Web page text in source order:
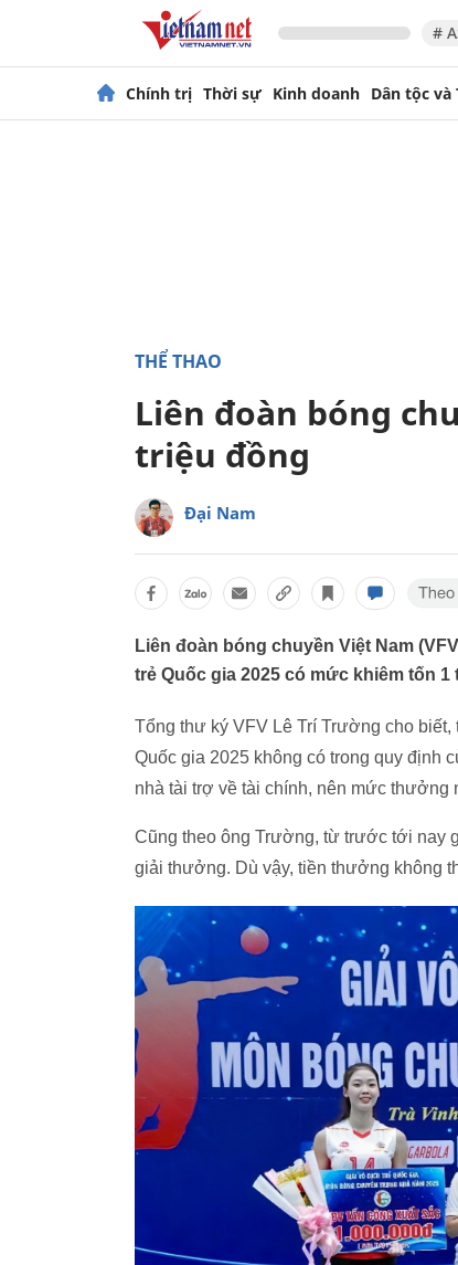
#
Chính trị Thời sự Kinh doanh Dân tộc và
THỂ THAO
Liên đoàn bóng
triệu đồng
Đại Nam
Liên đoàn bóng chuyền Việt Nam
trẻ Quốc gia 2025 có mức khiêm tốn 1
Tổng thư ký VFV Lê Trí Trường cho
Quốc gia 2025 không có trong quy định
nhà tài trợ về tài chính, nên mức thưởng
Cũng theo ông Trường, từ trước tới nay
giải thưởng. Dù vậy, tiền thưởng không